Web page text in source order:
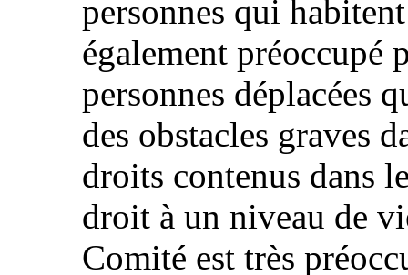
personnes qui
également préoccupé
personnes déplacées
des obstacles graves
droits contenus dans
droit à un niveau de
Comité est très